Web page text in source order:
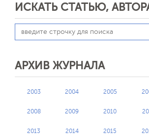
ИСКАТЬ СТАТЬЮ,
АРХИВ ЖУРНАЛА
2003 2004 2005
2008 2009 2010
2013 2014 2015